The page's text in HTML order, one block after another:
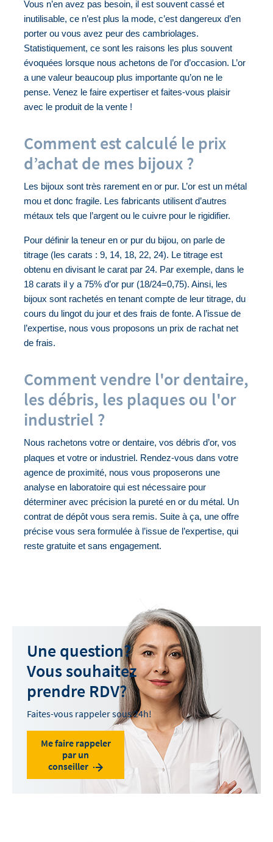
Vous n’en avez pas besoin, il est souvent cassé et
inutilisable, ce n’est plus la mode, c’est dangereux d’en
porter ou vous avez peur des cambriolages.
Statistiquement, ce sont les raisons les plus souvent
évoquées lorsque nous achetons de l’or d’occasion. L’or
a une valeur beaucoup plus importante qu’on ne le
pense. Venez le faire expertiser et faites-vous plaisir
avec le produit de la vente !
Comment est calculé le prix
d’achat de mes bijoux ?
Les bijoux sont très rarement en or pur. L’or est un métal
mou et donc fragile. Les fabricants utilisent d’autres
métaux tels que l’argent ou le cuivre pour le rigidifier.
Pour définir la teneur en or pur du bijou, on parle de
titrage (les carats : 9, 14, 18, 22, 24). Le titrage est
obtenu en divisant le carat par 24. Par exemple, dans le
18 carats il y a 75% d’or pur (18/24=0,75). Ainsi, les
bijoux sont rachetés en tenant compte de leur titrage, du
cours du lingot du jour et des frais de fonte. A l’issue de
l’expertise, nous vous proposons un prix de rachat net
de frais.
Comment vendre l'or dentaire,
les débris, les plaques ou l'or
industriel ?
Nous rachetons votre or dentaire, vos débris d’or, vos
plaques et votre or industriel. Rendez-vous dans votre
agence de proximité, nous vous proposerons une
analyse en laboratoire qui est nécessaire pour
déterminer avec précision la pureté en or du métal. Un
contrat de dépôt vous sera remis. Suite à ça, une offre
précise vous sera formulée à l’issue de l’expertise, qui
reste gratuite et sans engagement.
Une question?
Vous souhaitez
prendre RDV?
Faites-vous rappeler sous 24h!
Me faire rappeler
par un
conseiller